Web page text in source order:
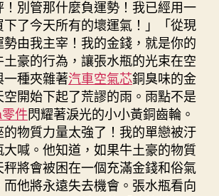
別管那什麼負運勢！我已經用一
了今天所有的壞運氣！」「從現
由我主宰！我的金錢，就是你的
豪的行為，讓張水瓶的光束在空
種夾雜著汽車空氣芯銅臭味的金
開始下起了荒謬的雨。雨點不是
件閃耀著淚光的小小黃銅齒輪。
的物質力量太強了！我的單戀被汙
喊。他知道，如果牛土豪的物質
將會被困在一個充滿金錢和俗氣
他將永遠失去機會。張水瓶看向